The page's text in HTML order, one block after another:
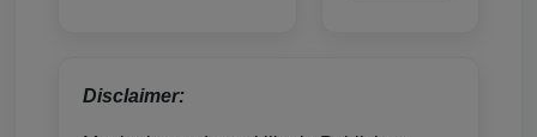
Disclaimer: